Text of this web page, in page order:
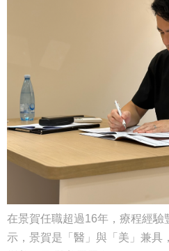
在景賀任職超過16年，療程經驗
示，景賀是「醫」與「美」兼具